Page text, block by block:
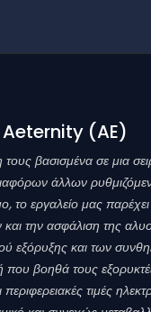
Aeternity (AE)
βασισμένα σε μια
άλλων
εργαλείο μας παρέχει
την ασφάλιση της
και των
που βοηθά τους
τιμές